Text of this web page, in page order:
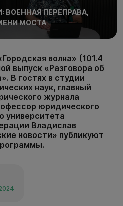
ВОЕННАЯ ПЕРЕПРАВА,
МОСТА
волна» (101.4
выпуск «Разговора об
В гостях в студии
наук, главный
журнала
юридического
университета
Владислав
новости» публикуют